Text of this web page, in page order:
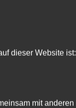
dieser Website ist:
mit anderen